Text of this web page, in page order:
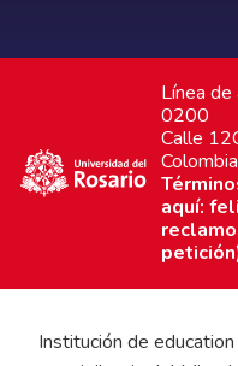
Línea
0200
Calle
Colombia
aquí:
Institución de